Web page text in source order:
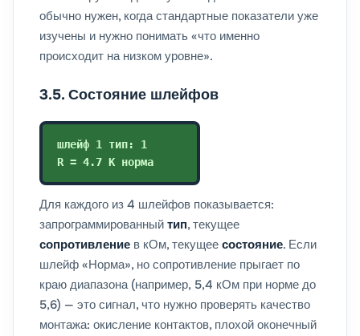
обычно нужен, когда стандартные показатели уже
изучены и нужно понимать «что именно
происходит на низком уровне».
3.5. Состояние шлейфов
шлейф 1 тип: 1
R = 4.7 К норма
Для каждого из 4 шлейфов показывается:
запрограммированный тип, текущее
сопротивление в кОм, текущее состояние. Если
шлейф «Норма», но сопротивление прыгает по
краю диапазона (например, 5,4 кОм при норме до
5,6) — это сигнал, что нужно проверять качество
монтажа: окисление контактов, плохой оконечный